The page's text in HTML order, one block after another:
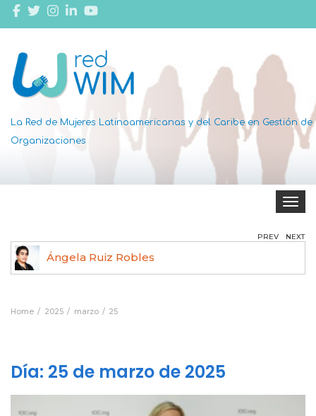
La Red de Mujeres Latinoamericanas y del Caribe en Gestión de
Organizaciones
Toggle
Ángela Ruiz Robles
PREV NEXT
Home 2025 marzo 25
Día: 25 de marzo de 2025